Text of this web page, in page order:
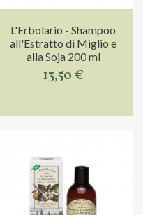
L'Erbolario - Shampoo
all'Estratto di Miglio e
alla Soja 200 ml
13,50 €